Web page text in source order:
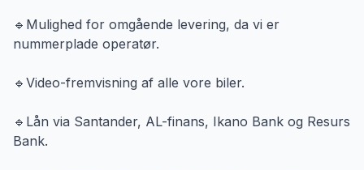
🔹Mulighed for omgående levering, da vi er
nummerplade operatør.
🔹Video-fremvisning af alle vore biler.
🔹Lån via Santander, AL-finans, Ikano Bank og Resurs
Bank.